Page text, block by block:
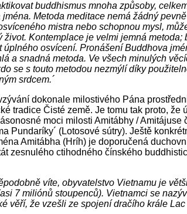
buddhismus mnoha způsoby,
Metoda meditace nemá žádný
mistra nebo schopnou mysl,
život. Kontemplace je velmi jemná
úplného osvícení. Pronášení Buddhova
a snadná metoda. Ve všech minulých
se s touto metodou nezmýlí díky
srdcem.´
dokonale milostivého Pána
tradice Čisté země. Je tomu tak proto,
moci milosti Amitábhy /
Pundaríky´ (Lotosové sútry). Ještě
Amitábha (Hríh) je doporučená
zesnulého ctihodného čínského
víte, obyvatelstvo Vietnamu je
7 miliónů stoupenců). Vietnamci se
věří, že vzešli ze spojení dračího krále